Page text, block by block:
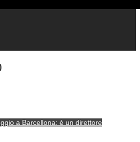
a Barcellona: è un direttore